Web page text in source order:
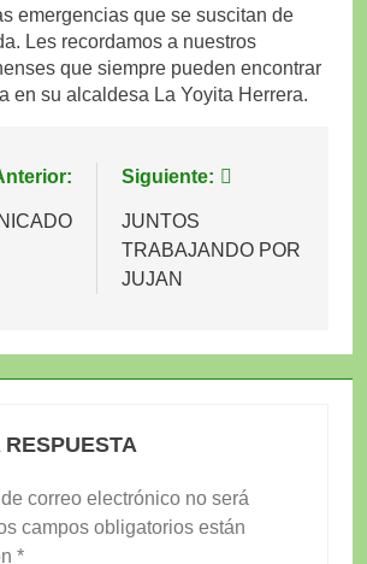
emergencias que se suscitan de
Les recordamos a nuestros
que siempre pueden encontrar
en su alcaldesa La Yoyita Herrera.
Siguiente:
JUNTOS
TRABAJANDO POR
JUJAN
correo electrónico no será
campos obligatorios están
*